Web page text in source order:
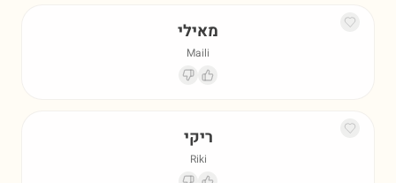
מאילי
Maili
ריקי
Riki